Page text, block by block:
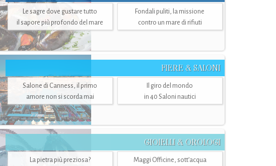
Le sagre dove gustare tutto
il sapore più profondo del mare
Fondali puliti, la missione
contro un mare di rifiuti
FIERE & SALONI
Salone di Canness, il primo
amore non si scorda mai
Il giro del mondo
in 40 Saloni nautici
GIOIELLI & OROLOGI
La pietra più preziosa?
Maggi Officine, sott’acqua